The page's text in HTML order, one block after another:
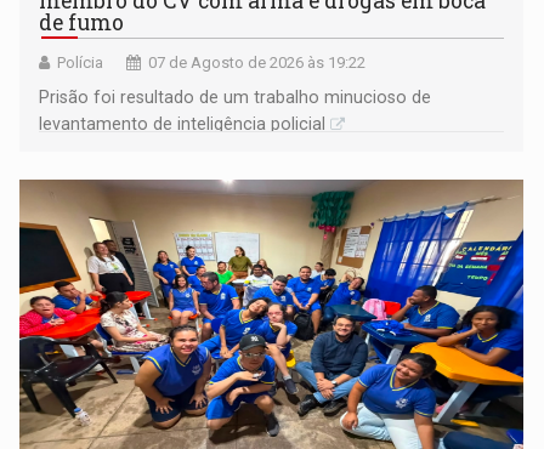
de fumo
Polícia 07 de Agosto de 2026 às 19:22
Prisão foi resultado de um trabalho minucioso de
levantamento de inteligência policial